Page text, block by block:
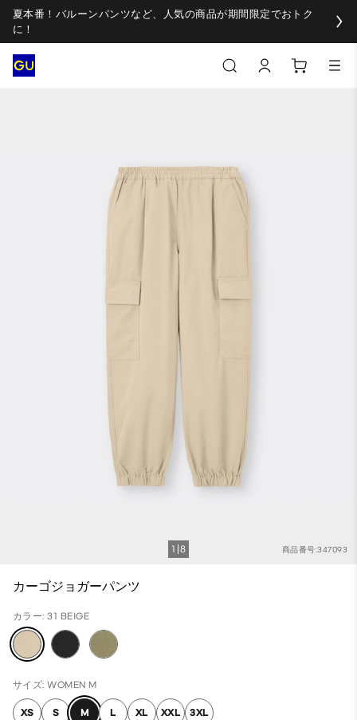
夏本番！バルーンパンツなど、人気の商品が期間限定でおトク
に！
商品番号:347093
1 8
カーゴジョガーパンツ
カラー: 31 BEIGE
サイズ: WOMEN M
XS S M L XL XXL 3XL